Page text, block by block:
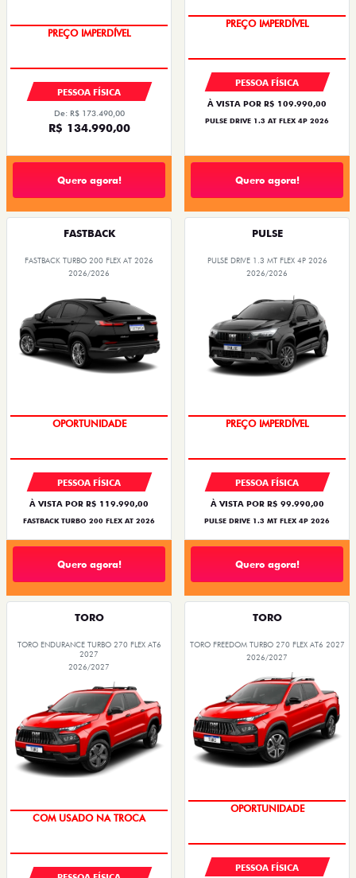
PREÇO IMPERDÍVEL
PESSOA FÍSICA
De: R$ 173.490,00
R$ 134.990,00
Quero agora!
PREÇO IMPERDÍVEL
BARATO DO BRASIL
PESSOA FÍSICA
À VISTA POR R$ 109.990,00
PULSE DRIVE 1.3 AT FLEX 4P 2026
Quero agora!
FASTBACK
FASTBACK TURBO 200 FLEX AT 2026
2026/2026
OPORTUNIDADE
PESSOA FÍSICA
À VISTA POR R$ 119.990,00
FASTBACK TURBO 200 FLEX AT 2026
Quero agora!
PULSE
PULSE DRIVE 1.3 MT FLEX 4P 2026
2026/2026
PREÇO IMPERDÍVEL
PESSOA FÍSICA
À VISTA POR R$ 99.990,00
PULSE DRIVE 1.3 MT FLEX 4P 2026
Quero agora!
TORO
TORO ENDURANCE TURBO 270 FLEX AT6
2027
2026/2027
TORO
TORO FREEDOM TURBO 270 FLEX AT6 2027
2026/2027
PESSOA FÍSICA